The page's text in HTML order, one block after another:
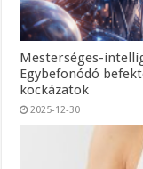
Mesterséges-
Egybefonódó
kockázatok
2025-12-30